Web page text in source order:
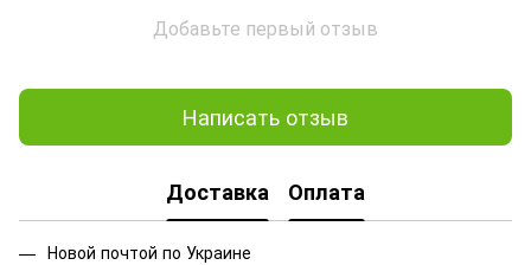
Добавьте первый отзыв
Написать отзыв
Доставка Оплата
Новой почтой по Украине